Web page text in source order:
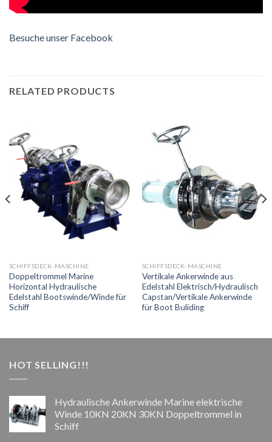
Besuche unser Facebook
RELATED PRODUCTS
SCHIFFSDECK-MASCHINE
Doppeltrommel Marine
Horizontal Hydraulische
Edelstahl Bootswinde/Winde für
Schiff
SCHIFFSDECK-MASCHINE
Vertikale Ankerwinde aus
Edelstahl Elektrisch/Hydraulisch
Capstan/Vertikale Ankerwinde
für Boot Buliding
HOT SELLING!!!
Hydraulische Ankerwinde Marine elektrische
Winde 10KN 20KN 30KN Doppeltrommel in
Schiff